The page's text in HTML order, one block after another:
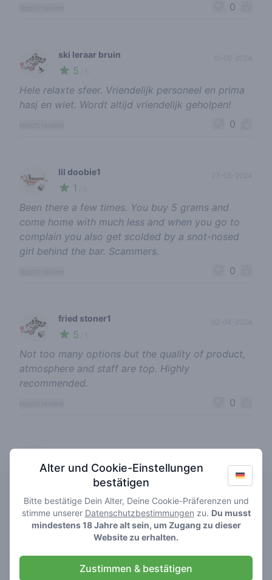
0
⛷️
ski leraar bruin
5
Hele relaxte sfeer. Vriendelijk personeel en prima
hasj en wiet. Wordt altijd vriendelijk geholpen!
0
🍃
lil doobie1
1
23-05-2024
Been there a few times. You buy 5 grams and
come home with much less and when you go to
complain you also get scolded by a snot-nosed
girl behind the bar. Scammers.
0
🍃
fried stoner1
5
Not too many options but the quality of product,
atmosphere and staff are top. Highly
recommended.
0
🌱
gewoongroen
5/ 5
Top shop! Altijd als ik in Groningen ben ga ik er
langs. Goeie hasj zeer goed personeel.
report review 0
easy freedom
Alter und Cookie-Einstellungen
bestätigen
Bitte bestätige Dein Alter, Deine Cookie-Präferenzen und
stimme unserer Datenschutzbestimmungen zu. Du musst
mindestens 18 Jahre alt sein, um Zugang zu dieser
Website zu erhalten.
Zustimmen & bestätigen